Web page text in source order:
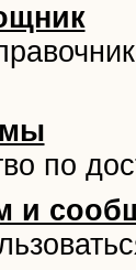
по
и